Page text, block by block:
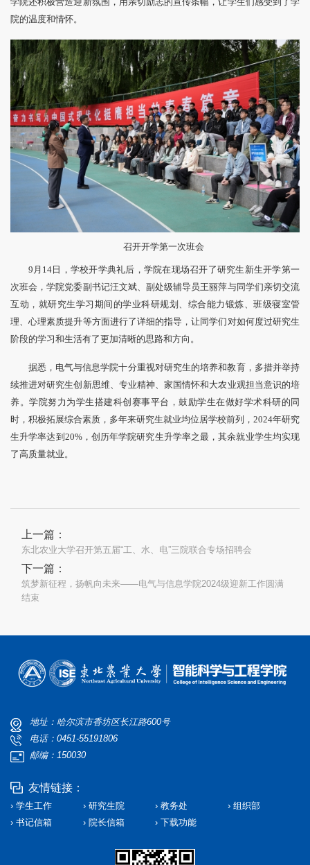
院的温度和情怀。
召开开学第一次班会
9月14日，学校开学典礼后，学院在现场召开了研究生新生开学第一
次班会，学院党委副书记汪文斌、副处级辅导员王丽萍与同学们亲切交流
互动，就研究生学习期间的学业科研规划、综合能力锻炼、班级寝室管
理、心理素质提升等方面进行了详细的指导，让同学们对如何度过研究生
阶段的学习和生活有了更加清晰的思路和方向。
据悉，电气与信息学院十分重视对研究生的培养和教育，多措并举持
续推进对研究生创新思维、专业精神、家国情怀和大农业观担当意识的培
养。学院努力为学生搭建科创赛事平台，鼓励学生在做好学术科研的同
时，积极拓展综合素质，多年来研究生就业均位居学校前列，2024年研究
生升学率达到20%，创历年学院研究生升学率之最，其余就业学生均实现
了高质量就业。
上一篇：
东北农业大学召开第五届“工、水、电”三院联合专场招聘会
下一篇：
筑梦新征程，扬帆向未来——电气与信息学院2024级迎新工作圆满
结束
地址：哈尔滨市香坊区长江路600号
电话：0451-55191806
邮编：150030
友情链接：
› 学生工作 › 研究生院 › 教务处
› 组织部
› 书记信箱
› 院长信箱 › 下载功能